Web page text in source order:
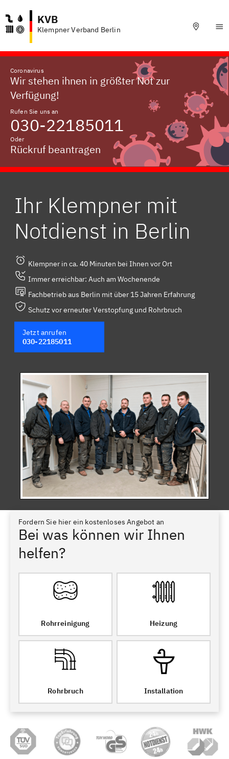
KVB
Klempner Verband Berlin
Coronavirus
Wir stehen ihnen in größter Not zur
Verfügung!
Rufen Sie uns an
030-22185011
Oder
Rückruf beantragen
Ihr Klempner mit
Notdienst in Berlin
Klempner in ca. 40 Minuten bei Ihnen vor Ort
Immer erreichbar: Auch am Wochenende
Fachbetrieb aus Berlin mit über 15 Jahren Erfahrung
Schutz vor erneuter Verstopfung und Rohrbruch
Jetzt anrufen
030-22185011
Fordern Sie hier ein kostenloses Angebot an
Bei was können wir Ihnen
helfen?
Rohrreinigung Heizung
Rohrbruch Installation